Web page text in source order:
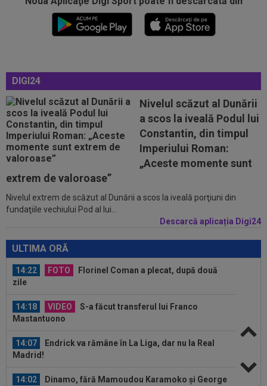
DIGI24
Nivelul scăzut al Dunării
a scos la iveală Podul lui
Constantin, din timpul
Imperiului Roman:
„Aceste momente sunt
extrem de valoroase”
Nivelul extrem de scăzut al Dunării a scos la iveală porţiuni din
fundaţiile vechiului Pod al lui...
Descarcă aplicația Digi24
ULTIMA ORĂ
VIDEO
S-a făcut transferul lui Franco
Mastantuono
14:02
Dinamo, fără Mamoudou Karamoko și George
Pușcaș. Anunțul lui Nuno Campos
13:47
Unirea Slobozia - Gloria Bistrița, LIVE VIDEO,
18:00, DGS 1. Programul complet...
13:38
Cosmin Matei a fost suspendat pentru dopaj!
Verdictul final dat de TAS
14:27
Filipe Coelho, băgat în ședință de Mihai Rotaru
după KuPS - Universitatea...
14:22 FOTO
Florinel Coman a plecat, după două
zile
14:18 VIDEO
S-a făcut transferul lui Franco
Mastantuono
14:07
Endrick va rămâne în La Liga, dar nu la Real
Madrid!
14:02
Dinamo, fără Mamoudou Karamoko și George